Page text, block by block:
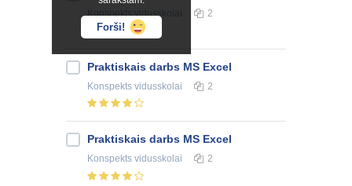
Forši!
Konspektsvidusskolai 2
Praktiskais darbs MS Excel
Konspekts vidusskolai 2
Praktiskais darbs MS Excel
Konspekts vidusskolai 2